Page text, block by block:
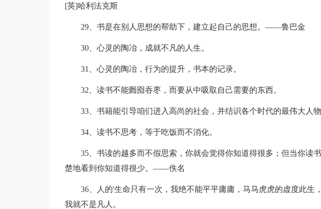
[英]哈利法克斯
29、书是在别人思想的帮助下，建立起自己的思想。——鲁巴金
30、心灵的陶冶，成就不凡的人生。
31、心灵的陶冶，行为的提升，书本的记录。
32、读书不能囫囵吞枣，而要从中吸取自己需要的东西。
33、书籍能引导咱们进入高尚的社会，并结识各个时代的最伟大
34、读书不思考，等于吃饭而不消化。
35、书读的越多而不假思索，你就会觉得你知道得很多；但当你读
楚地看到你知道得很少。——佚名
36、人的'生命只有一次，我绝不能平平庸庸，马马虎虎的虚度此生
我就不是凡人。